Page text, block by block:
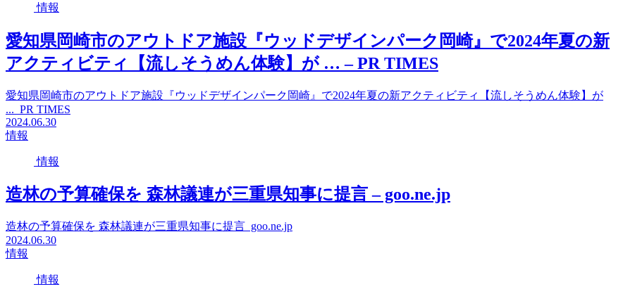
情報
愛知県岡崎市のアウトドア施設『ウッドデザインパーク岡崎』で2024年夏の新
アクティビティ【流しそうめん体験】が … – PR TIMES
愛知県岡崎市のアウトドア施設『ウッドデザインパーク岡崎』で2024年夏の新アクティビティ【流しそうめん体験】が
... PR TIMES
2024.06.30
情報
情報
造林の予算確保を 森林議連が三重県知事に提言 – goo.ne.jp
造林の予算確保を 森林議連が三重県知事に提言 goo.ne.jp
2024.06.30
情報
情報